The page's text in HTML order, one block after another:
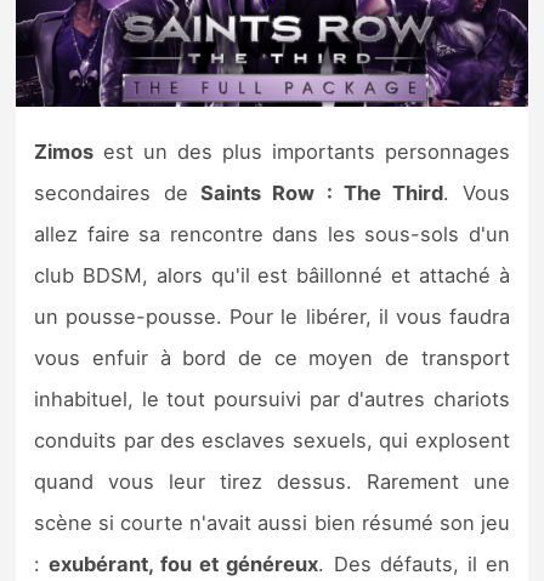
Tests et previews
Tests de jeux
Tests d’accessoires
Previews
Précommandes
Précommandes jeux Switch 2
Sorties de jeux
Zimos est un des plus importants personnages
secondaires de Saints Row : The Third. Vous
allez faire sa rencontre dans les sous-sols d'un
club BDSM, alors qu'il est bâillonné et attaché à
un pousse-pousse. Pour le libérer, il vous faudra
vous enfuir à bord de ce moyen de transport
inhabituel, le tout poursuivi par d'autres chariots
conduits par des esclaves sexuels, qui explosent
quand vous leur tirez dessus. Rarement une
scène si courte n'avait aussi bien résumé son jeu
:exubérant, fou et généreux. Des défauts, il en